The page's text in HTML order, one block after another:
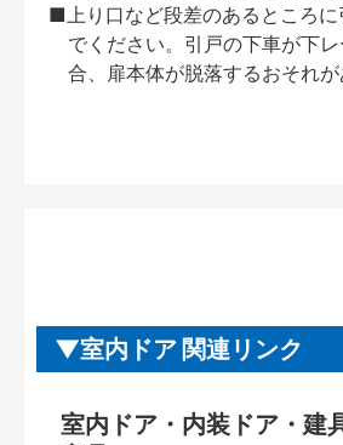
■上り口など段差のあるところに
でください。引戸の下車が下
合、扉本体が脱落するおそれが
室内ドア 関連リンク
室内ドア・内装ドア・建